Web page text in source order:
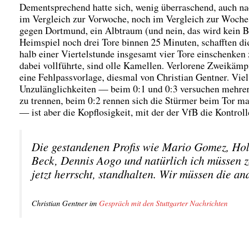
Dem­entspre­chend hat­te sich, wenig über­ra­schend, auch
im Ver­gleich zur Vor­wo­che, noch im Ver­gleich zur
gegen Dort­mund, ein Alb­traum (und nein, das wird kein
Heim­spiel noch drei Tore bin­nen 25 Minu­ten, schaff­ten
halb einer Vier­tel­stun­de ins­ge­samt vier Tore
dabei voll­führ­te, sind olle Kamel­len. Ver­lo­re­ne
eine Fehl­pass­vor­la­ge, dies­mal von Chris­ti­an Gent­ner.
Unzu­läng­lich­kei­ten — beim 0:1 und 0:3 ver­su­chen
zu tren­nen, beim 0:2 ren­nen sich die Stür­mer beim Tor
— ist aber die Kopf­lo­sig­keit, mit der der VfB die
Die gestan­de­nen Pro­fis wie Mario Gomez,
Beck, Den­nis Aogo und natür­lich ich müs­sen
jetzt herrscht, stand­hal­ten. Wir müs­sen die
Chris­ti­an Gent­ner im Gespräch mit den Stutt­gar­ter Nach­rich­ten